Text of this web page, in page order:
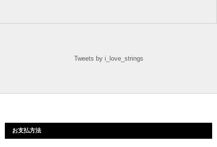
Tweets by i_love_strings
お支払方法